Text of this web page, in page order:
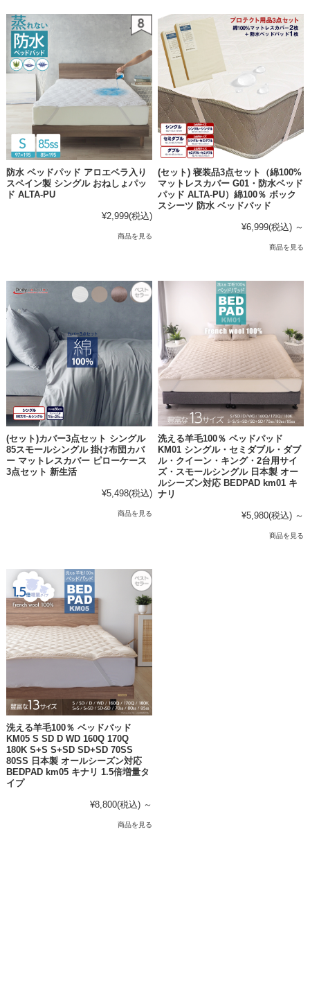
防水 ベッドパッド アロエベラ入り
スペイン製 シングル おねしょパッ
ド ALTA-PU
¥2,999(税込)
商品を見る
(セット) 寝装品3点セット（綿100%
マットレスカバー G01・防水ベッド
パッド ALTA-PU）綿100％ ボック
スシーツ 防水 ベッドパッド
¥6,999(税込) ～
商品を見る
(セット)カバー3点セット シングル
85スモールシングル 掛け布団カバ
ー マットレスカバー ピローケース
3点セット 新生活
¥5,498(税込)
商品を見る
洗える羊毛100％ ベッドパッド
KM01 シングル・セミダブル・ダブ
ル・クイーン・キング・2台用サイ
ズ・スモールシングル 日本製 オー
ルシーズン対応 BEDPAD km01 キ
ナリ
¥5,980(税込) ～
商品を見る
洗える羊毛100％ ベッドパッド
KM05 S SD D WD 160Q 170Q
180K S+S S+SD SD+SD 70SS
80SS 日本製 オールシーズン対応
BEDPAD km05 キナリ 1.5倍増量タ
イプ
¥8,800(税込) ～
商品を見る